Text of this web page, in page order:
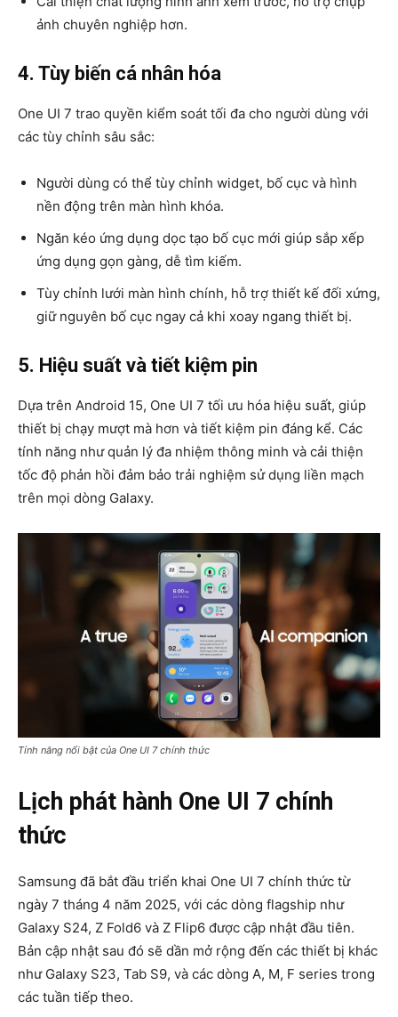
ảnh chuyên nghiệp hơn.
4. Tùy biến cá nhân hóa
One UI 7 trao quyền kiểm soát tối đa cho người dùng với
các tùy chỉnh sâu sắc:
Người dùng có thể tùy chỉnh widget, bố cục và hình
nền động trên màn hình khóa.
Ngăn kéo ứng dụng dọc tạo bố cục mới giúp sắp xếp
ứng dụng gọn gàng, dễ tìm kiếm.
Tùy chỉnh lưới màn hình chính, hỗ trợ thiết kế đối xứng,
giữ nguyên bố cục ngay cả khi xoay ngang thiết bị.
5. Hiệu suất và tiết kiệm pin
Dựa trên Android 15, One UI 7 tối ưu hóa hiệu suất, giúp
thiết bị chạy mượt mà hơn và tiết kiệm pin đáng kể. Các
tính năng như quản lý đa nhiệm thông minh và cải thiện
tốc độ phản hồi đảm bảo trải nghiệm sử dụng liền mạch
trên mọi dòng Galaxy.
Tính năng nổi bật của One UI 7 chính thức
Lịch phát hành One UI 7 chính
thức
Samsung đã bắt đầu triển khai One UI 7 chính thức từ
ngày 7 tháng 4 năm 2025, với các dòng flagship như
Galaxy S24, Z Fold6 và Z Flip6 được cập nhật đầu tiên.
Bản cập nhật sau đó sẽ dần mở rộng đến các thiết bị khác
như Galaxy S23, Tab S9, và các dòng A, M, F series trong
các tuần tiếp theo.